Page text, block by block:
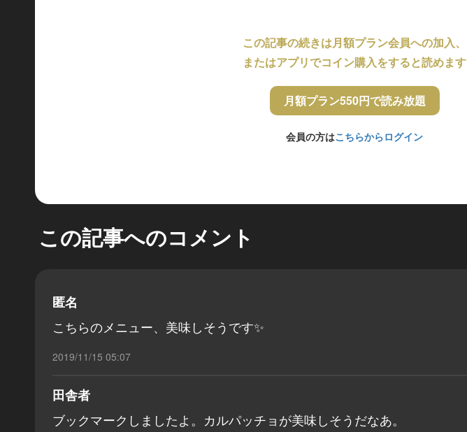
この記事の続きは月額プラン会員への加入、
またはアプリでコイン購入をすると読めます
月額プラン550円で読み放題
会員の方はこちらからログイン
この記事へのコメント
匿名
こちらのメニュー、美味しそうです✨
2019/11/15 05:07
田舎者
ブックマークしましたよ。カルパッチョが美味しそうだなあ。